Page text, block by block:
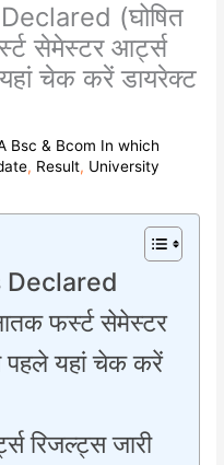
(घोषित
सेमेस्टर आर्ट्स
चेक करें डायरेक्ट
Bsc & Bcom In which
, Result, University
Declared
फर्स्ट सेमेस्टर
पहले यहां चेक करें
रिजल्ट्स जारी